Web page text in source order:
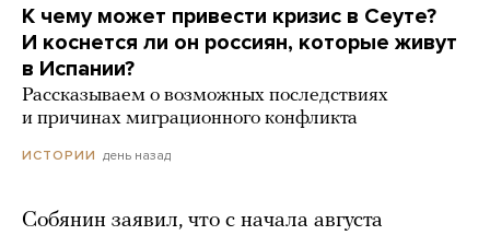
К чему может привести кризис в Сеуте?
И коснется ли он россиян, которые живут
в Испании?
Рассказываем о возможных последствиях
и причинах миграционного конфликта
ИСТОРИИ день назад
Собянин заявил, что с начала августа